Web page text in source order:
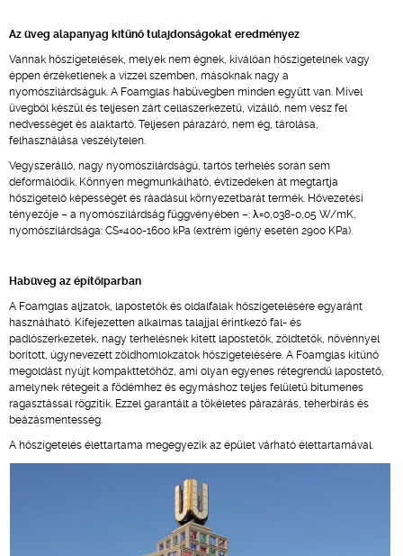
Az üveg alapanyag kitűnő tulajdonságokat eredményez
Vannak hőszigetelések, melyek nem égnek, kiválóan hőszigetelnek vagy
éppen érzéketlenek a vízzel szemben, másoknak nagy a
nyomószilárdságuk. A Foamglas habüvegben minden együtt van. Mivel
üvegből készül és teljesen zárt cellaszerkezetű, vízálló, nem vesz fel
nedvességet és alaktartó. Teljesen párazáró, nem ég, tárolása,
felhasználása veszélytelen.
Vegyszerálló, nagy nyomószilárdságú, tartós terhelés során sem
deformálódik. Könnyen megmunkálható, évtizedeken át megtartja
hőszigetelő képességét és ráadásul környezetbarát termék. Hővezetési
tényezője – a nyomószilárdság függvényében –: λ=0,038-0,05 W/mK,
nyomószilárdsága: CS=400-1600 kPa (extrém igény esetén 2900 KPa).
Habüveg az építőiparban
A Foamglas aljzatok, lapostetők és oldalfalak hőszigetelésére egyaránt
használható. Kifejezetten alkalmas talajjal érintkező fal- és
padlószerkezetek, nagy terhelésnek kitett lapostetők, zöldtetők, növénnyel
borított, úgynevezett zöldhomlokzatok hőszigetelésére. A Foamglas kitűnő
megoldást nyújt kompakttetőhöz, ami olyan egyenes rétegrendű lapostető,
amelynek rétegeit a födémhez és egymáshoz teljes felületű bitumenes
ragasztással rögzítik. Ezzel garantált a tökéletes párazárás, teherbírás és
beázásmentesség.
A hőszigetelés élettartama megegyezik az épület várható élettartamával.